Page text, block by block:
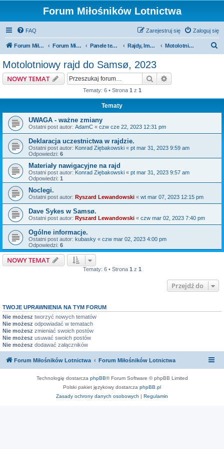
Forum Miłośników Lotnictwa
FAQ Zaloguj się
Zarejestruj się
Forum Miłośników Lotnictwa Forum Miłośników Lotnictwa Panele tematyczne Rajdy, Imprezy, wydarzenia, festyny Motolotniowy rajd do Samsø, 2023
Motolotniowy rajd do Samsø, 2023
NOWY TEMAT Szukaj
Tematy: 6 • Strona 1 z 1
Tematy
UWAGA - ważne zmiany
Ostatni post autor: AdamC « czw cze 22, 2023 12:31 pm
Deklaracja uczestnictwa w rajdzie.
Ostatni post autor: Konrad Ziębakowski « pt mar 31, 2023 9:59 am
Odpowiedzi: 6
Materiały nawigacyjne na rajd
Ostatni post autor: Konrad Ziębakowski « pt mar 31, 2023 9:57 am
Odpowiedzi: 1
Noclegi.
Ostatni post autor: Ryszard Lewandowski « wt mar 07, 2023 12:15 pm
Dave Sykes w Samsø.
Ostatni post autor: Ryszard Lewandowski « czw mar 02, 2023 7:40 pm
Ogólne informacje.
Ostatni post autor: kubasky « czw mar 02, 2023 4:00 pm
Odpowiedzi: 6
NOWY TEMAT
Tematy: 6 • Strona 1 z 1
Przejdź do
TWOJE UPRAWNIENIA NA TYM FORUM
Nie możesz tworzyć nowych tematów
Nie możesz odpowiadać w tematach
Nie możesz zmieniać swoich postów
Nie możesz usuwać swoich postów
Nie możesz dodawać załączników
Forum Miłośników Lotnictwa Forum Miłośników Lotnictwa
Technologię dostarcza phpBB® Forum Software © phpBB Limited
Polski pakiet językowy dostarcza phpBB.pl
Zasady ochrony danych osobowych | Regulamin